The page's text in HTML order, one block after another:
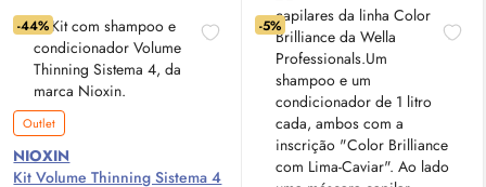
-44%
Outlet
NIOXIN
Kit Volume Thinning Sistema 4
-5%